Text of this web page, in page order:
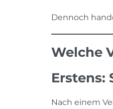
Dennoch
Welche
Erstens:
Nach einem